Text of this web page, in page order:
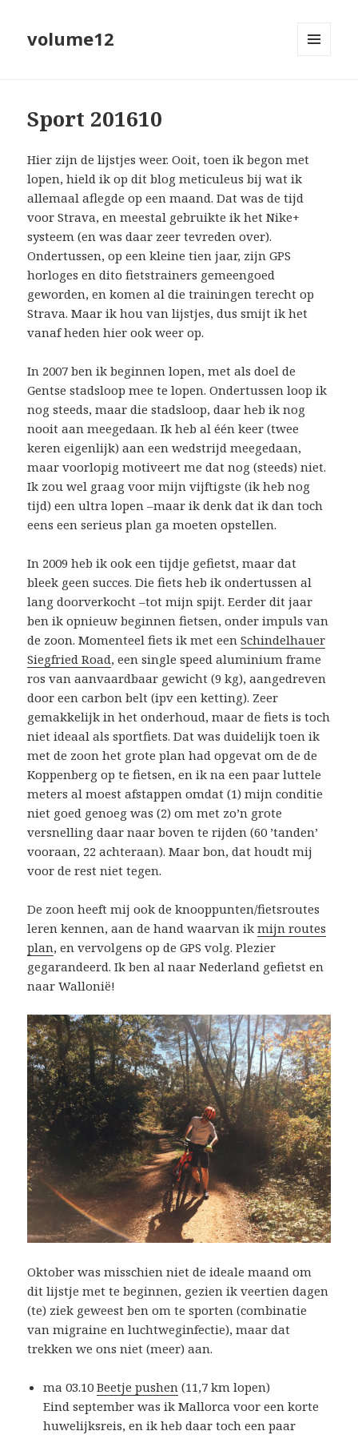
volume12
Sport 201610
Hier zijn de lijstjes weer. Ooit, toen ik begon met
lopen, hield ik op dit blog meticuleus bij wat ik
allemaal aflegde op een maand. Dat was de tijd
voor Strava, en meestal gebruikte ik het Nike+
systeem (en was daar zeer tevreden over).
Ondertussen, op een kleine tien jaar, zijn GPS
horloges en dito fietstrainers gemeengoed
geworden, en komen al die trainingen terecht op
Strava. Maar ik hou van lijstjes, dus smijt ik het
vanaf heden hier ook weer op.
In 2007 ben ik beginnen lopen, met als doel de
Gentse stadsloop mee te lopen. Ondertussen loop ik
nog steeds, maar die stadsloop, daar heb ik nog
nooit aan meegedaan. Ik heb al één keer (twee
keren eigenlijk) aan een wedstrijd meegedaan,
maar voorlopig motiveert me dat nog (steeds) niet.
Ik zou wel graag voor mijn vijftigste (ik heb nog
tijd) een ultra lopen –maar ik denk dat ik dan toch
eens een serieus plan ga moeten opstellen.
In 2009 heb ik ook een tijdje gefietst, maar dat
bleek geen succes. Die fiets heb ik ondertussen al
lang doorverkocht –tot mijn spijt. Eerder dit jaar
ben ik opnieuw beginnen fietsen, onder impuls van
de zoon. Momenteel fiets ik met eenSchindelhauer
Siegfried Road, een single speed aluminium frame
ros van aanvaardbaar gewicht (9 kg), aangedreven
door een carbon belt (ipv een ketting). Zeer
gemakkelijk in het onderhoud, maar de fiets is toch
niet ideaal als sportfiets. Dat was duidelijk toen ik
met de zoon het grote plan had opgevat om de de
Koppenberg op te fietsen, en ik na een paar luttele
meters al moest afstappen omdat (1) mijn conditie
niet goed genoeg was (2) om met zo’n grote
versnelling daar naar boven te rijden (60 ’tanden’
vooraan, 22 achteraan). Maar bon, dat houdt mij
voor de rest niet tegen.
De zoon heeft mij ook de knooppunten/fietsroutes
leren kennen, aan de hand waarvan ikmijn routes
plan, en vervolgens op de GPS volg. Plezier
gegarandeerd. Ik ben al naar Nederland gefietst en
naar Wallonië!
Oktober was misschien niet de ideale maand om
dit lijstje met te beginnen, gezien ik veertien dagen
(te) ziek geweest ben om te sporten (combinatie
van migraine en luchtweginfectie), maar dat
trekken we ons niet (meer) aan.
ma 03.10Beetje pushen (11,7 km lopen)
Eind september was ik Mallorca voor een korte
huwelijksreis, en ik heb daar toch een paar